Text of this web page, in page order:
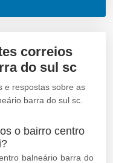
correios
do sul sc
e respostas sobre as
barra do sul sc.
o bairro centro
balneário barra do